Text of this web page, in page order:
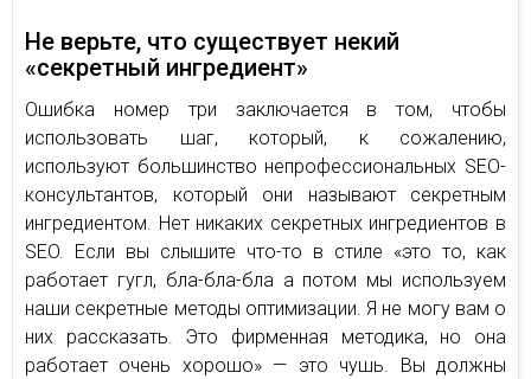
Не верьте, что существует некий
«секретный ингредиент»
Ошибка номер три заключается в том, чтобы
использовать шаг, который, к сожалению,
используют большинство непрофессиональных SEO-
консультантов, который они называют секретным
ингредиентом. Нет никаких секретных ингредиентов в
SEO. Если вы слышите что-то в стиле «это то, как
работает гугл, бла-бла-бла а потом мы используем
наши секретные методы оптимизации. Я не могу вам о
них рассказать. Это фирменная методика, но она
работает очень хорошо» — это чушь. Вы должны